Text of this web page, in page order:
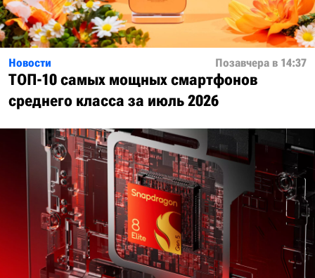
Новости Позавчера в 14:37
ТОП-10 самых мощных смартфонов
среднего класса за июль 2026